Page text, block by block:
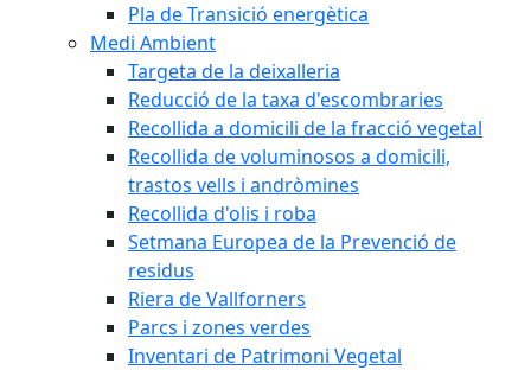
Pla de Transició energètica
Medi Ambient
Targeta de la deixalleria
Reducció de la taxa d'escombraries
Recollida a domicili de la fracció vegetal
Recollida de voluminosos a domicili,
trastos vells i andròmines
Recollida d'olis i roba
Setmana Europea de la Prevenció de
residus
Riera de Vallforners
Parcs i zones verdes
Inventari de Patrimoni Vegetal